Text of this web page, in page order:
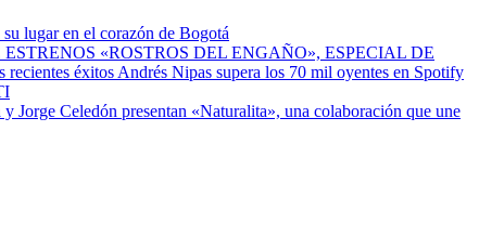
lugar en el corazón de Bogotá
ESTRENOS «ROSTROS DEL ENGAÑO», ESPECIAL DE
Andrés Nipas supera los 70 mil oyentes en Spotify
Jorge Celedón presentan «Naturalita», una colaboración que une